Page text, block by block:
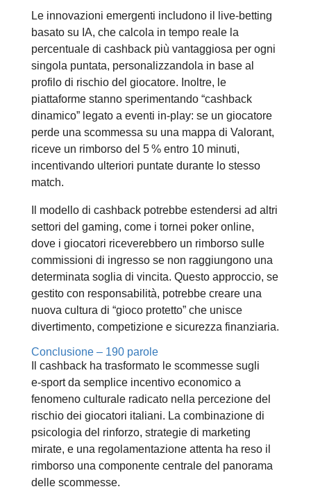
Le innovazioni emergenti includono il live‑betting
basato su IA, che calcola in tempo reale la
percentuale di cashback più vantaggiosa per ogni
singola puntata, personalizzandola in base al
profilo di rischio del giocatore. Inoltre, le
piattaforme stanno sperimentando “cashback
dinamico” legato a eventi in‑play: se un giocatore
perde una scommessa su una mappa di Valorant,
riceve un rimborso del 5 % entro 10 minuti,
incentivando ulteriori puntate durante lo stesso
match.
Il modello di cashback potrebbe estendersi ad altri
settori del gaming, come i tornei poker online,
dove i giocatori riceverebbero un rimborso sulle
commissioni di ingresso se non raggiungono una
determinata soglia di vincita. Questo approccio, se
gestito con responsabilità, potrebbe creare una
nuova cultura di “gioco protetto” che unisce
divertimento, competizione e sicurezza finanziaria.
Conclusione – 190 parole
Il cashback ha trasformato le scommesse sugli
e‑sport da semplice incentivo economico a
fenomeno culturale radicato nella percezione del
rischio dei giocatori italiani. La combinazione di
psicologia del rinforzo, strategie di marketing
mirate, e una regolamentazione attenta ha reso il
rimborso una componente centrale del panorama
delle scommesse.